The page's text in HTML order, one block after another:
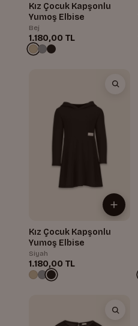
Kız Çocuk Kapşonlu
Yumoş Elbise
Bej
1.180,00 TL
Kız Çocuk Kapşonlu
Yumoş Elbise
Siyah
1.180,00 TL